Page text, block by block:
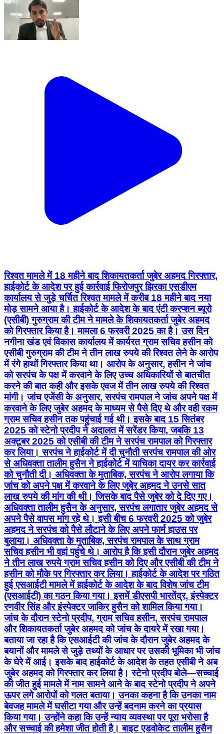
रिश्वत मामले में 18 महीने बाद शिकायतकर्ता जुबेर अहमद गिरफ्तार,
हाईकोर्ट के आदेश पर हुई कार्रवाई फिरोजपुर झिरका एसडीएम
कार्यालय से जुड़े चर्चित रिश्वत मामले में करीब 18 महीने बाद नया
मोड़ सामने आया है। हाईकोर्ट के आदेश के बाद एंटी करप्शन ब्यूरो
(एसीबी) गुरुग्राम की टीम ने मामले के शिकायतकर्ता जुबेर अहमद
को गिरफ्तार किया है। मामला 6 फरवरी 2025 का है। उस दिन
नगीना खंड एवं विकास कार्यालय में कार्यरत ग्राम सचिव हसीन को
एसीबी गुरुग्राम की टीम ने तीन लाख रुपये की रिश्वत लेने के आरोप
में रंगे हाथों गिरफ्तार किया था। आरोप के अनुसार, हसीन ने जांच
को सरपंच के पक्ष में करवाने के लिए उच्च अधिकारियों से बातचीत
करने की बात कही और इसके एवज में तीन लाख रुपये की रिश्वत
मांगी। जांच एजेंसी के अनुसार, सरपंच रामपाल ने जांच अपने पक्ष में
करवाने के लिए जुबेर अहमद के माध्यम से पैसे दिए थे और वही रकम
ग्राम सचिव हसीन तक पहुंचाई गई थी। इसके बाद 15 सितंबर
2025 को स्टेनो प्रदीप ने अदालत में सरेंडर किया, जबकि 13
अक्टूबर 2025 को एसीबी की टीम ने सरपंच रामपाल को गिरफ्तार
कर लिया। सरपंच ने हाईकोर्ट में दी चुनौती सरपंच रामपाल की ओर
से अधिवक्ता तालीम हुसैन ने हाईकोर्ट में याचिका दायर कर कार्रवाई
को चुनौती दी। अधिवक्ता के मुताबिक, सरपंच ने आरोप लगाया कि
जांच को अपने पक्ष में करवाने के लिए जुबेर अहमद ने उनसे सात
लाख रुपये की मांग की थी। जिसके बाद पैसे जुबेर को दे दिए गए।
अधिवक्ता तालीम हुसैन के अनुसार, सरपंच लगातार जुबेर अहमद से
अपने पैसे वापस मांग रहे थे। इसी बीच 6 फरवरी 2025 को जुबेर
अहमद ने सरपंच को पैसे लौटाने के लिए अपने फार्म हाउस पर
बुलाया। अधिवक्ता के मुताबिक, सरपंच रामपाल के साथ ग्राम
सचिव हसीन भी वहां पहुंचे थे। आरोप है कि इसी दौरान जुबेर अहमद
ने तीन लाख रुपये ग्राम सचिव हसीन को दिए और एसीबी की टीम ने
हसीन को मौके पर गिरफ्तार कर लिया। हाईकोर्ट के आदेश पर गठित
हुई एसआईटी मामले में हाईकोर्ट के आदेश के बाद विशेष जांच टीम
(एसआईटी) का गठन किया गया। इसमें डीएसपी भारतेंद्र, इंस्पेक्टर
रणवीर सिंह और इंस्पेक्टर जाकिर हुसैन को शामिल किया गया।
जांच के दौरान स्टेनो प्रदीप, ग्राम सचिव हसीन, सरपंच रामपाल
और शिकायतकर्ता जुबेर अहमद को जांच के दायरे में रखा गया।
बताया जा रहा है कि एसआईटी की जांच के दौरान जुबेर अहमद के
बयानों और मामले से जुड़े तथ्यों के आधार पर उसकी भूमिका भी जांच
के घेरे में आई। इसके बाद हाईकोर्ट के आदेश के तहत एसीबी ने अब
जुबेर अहमद को गिरफ्तार कर लिया है। स्टेनो प्रदीप बोले—सच्चाई
की जीत हुई मामले में नाम सामने आने के बाद स्टेनो प्रदीप ने अपने
ऊपर लगे आरोपों को गलत बताया। उनका कहना है कि उनका नाम
बेवजह मामले में घसीटा गया और उन्हें बदनाम करने का प्रयास
किया गया। उन्होंने कहा कि उन्हें न्याय व्यवस्था पर पूरा भरोसा है
और सच्चाई की हमेशा जीत होती है। बाइट एडवोकेट तालीम हुसैन